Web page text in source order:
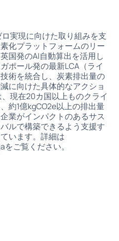
実現に向けた取り組みを支
化プラットフォームのリー
国発のAI自動算出を活用し
ポール発の最新LCA（ライ
術を統合し、炭素排出量の
に向けた具体的なアクショ
現在20カ国以上ものクライ
約1億kgCO2e以上の排出量
業がインパクトのあるサス
ルで構築できるよう支援す
います。詳細は
ご覧ください。